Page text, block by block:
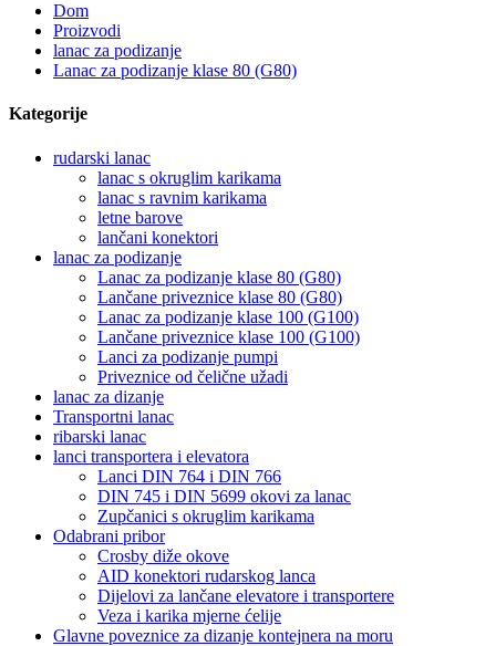
Dom
Proizvodi
lanac za podizanje
Lanac za podizanje klase 80 (G80)
Kategorije
rudarski lanac
lanac s okruglim karikama
lanac s ravnim karikama
letne barove
lančani konektori
lanac za podizanje
Lanac za podizanje klase 80 (G80)
Lančane priveznice klase 80 (G80)
Lanac za podizanje klase 100 (G100)
Lančane priveznice klase 100 (G100)
Lanci za podizanje pumpi
Priveznice od čelične užadi
lanac za dizanje
Transportni lanac
ribarski lanac
lanci transportera i elevatora
Lanci DIN 764 i DIN 766
DIN 745 i DIN 5699 okovi za lanac
Zupčanici s okruglim karikama
Odabrani pribor
Crosby diže okove
AID konektori rudarskog lanca
Dijelovi za lančane elevatore i transportere
Veza i karika mjerne ćelije
Glavne poveznice za dizanje kontejnera na moru